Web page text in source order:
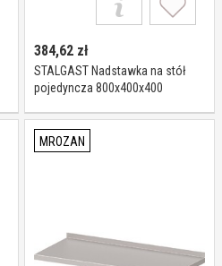
384,62 zł
STALGAST Nadstawka na stół
pojedyncza 800x400x400
MROZAN